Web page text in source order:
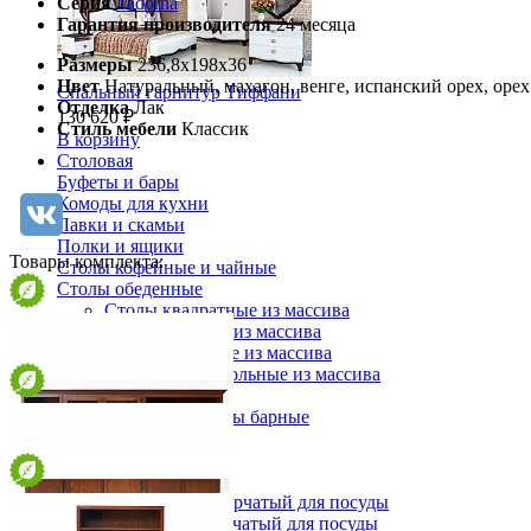
Спальный гарнитур Тиффани
130 620 ₽
В корзину
Столовая
Буфеты и бары
Комоды для кухни
Лавки и скамьи
Полки и ящики
Столы кофейные и чайные
Столы обеденные
Столы квадратные из массива
Столы круглые из массива
Столы овальные из массива
Столы прямоугольные из массива
Стулья
Стулья барные и столы барные
Шкафы для посуды
Шкаф 1-но створчатый для посуды
Шкаф 2-х створчатый для посуды
Гарантия производителя 24 месяца
Размеры 236,8x198x36
Цвет Натуральный, махагон, венге, испанский орех,
Отделка Лак
Стиль мебели Классик
Товары комплекта: